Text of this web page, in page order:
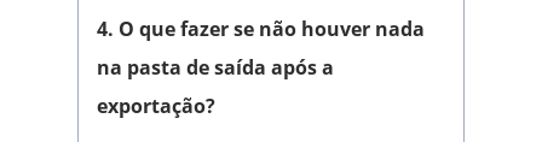
4. O que fazer se não houver nada
na pasta de saída após a
exportação?